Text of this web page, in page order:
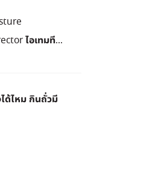
ไอเทมที...
ด้ไหม กินถั่วมี